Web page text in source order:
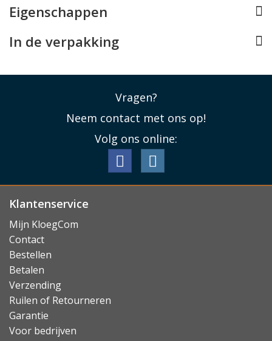
mee rechtop te zetten.
Eigenschappen
In de verpakking
Vragen?
Neem contact met ons op!
Volg ons online:
Klantenservice
Mijn KloegCom
Contact
Bestellen
Betalen
Verzending
Ruilen of Retourneren
Garantie
Voor bedrijven